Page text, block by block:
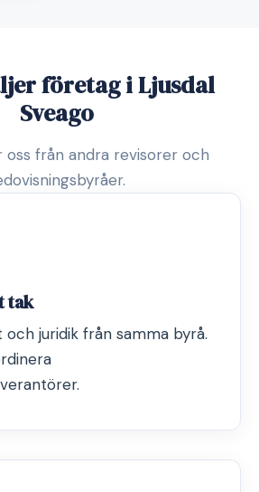
företag i Ljusdal
Sveago
oss från andra revisorer och
tak
och juridik från samma byrå.